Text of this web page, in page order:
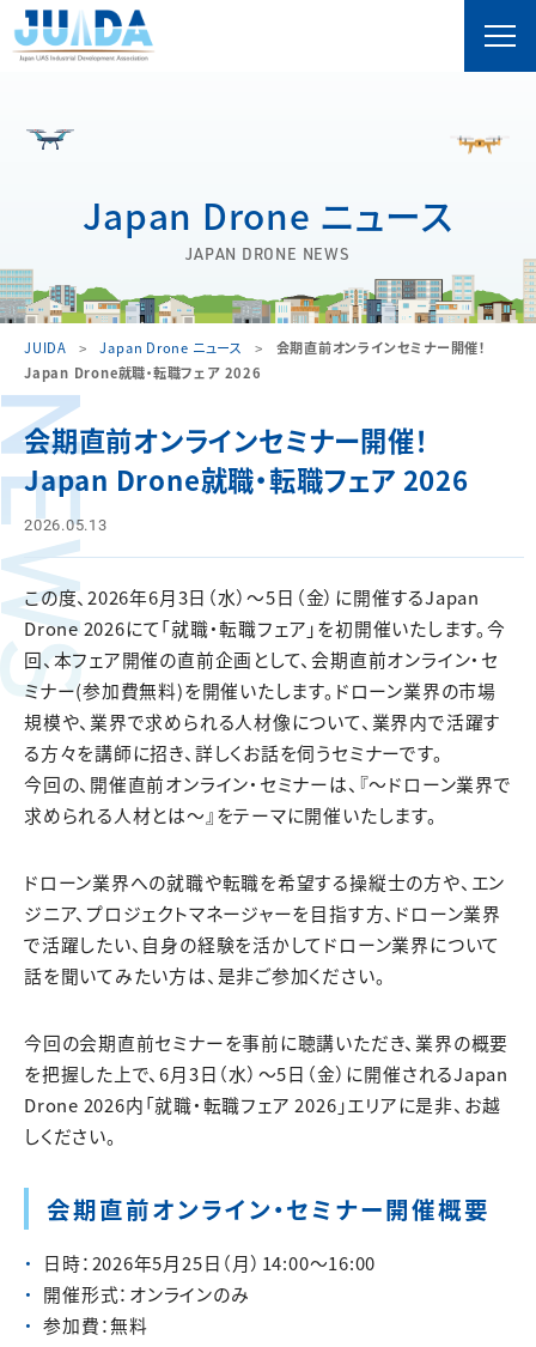
Japan Drone ニュース
JAPAN DRONE NEWS
JUIDA Japan Drone ニュース
会期直前オンラインセミナー開催！
Japan Drone就職・転職フェア 2026
会期直前オンラインセミナー開催！
Japan Drone就職・転職フェア 2026
2026.05.13
この度、2026年6月3日（水）～5日（金）に開催するJapan
Drone 2026にて「就職・転職フェア」を初開催いたします。今
回、本フェア開催の直前企画として、会期直前オンライン・セ
ミナー(参加費無料)を開催いたします。ドローン業界の市場
規模や、業界で求められる人材像について、業界内で活躍す
る方々を講師に招き、詳しくお話を伺うセミナーです。
今回の、開催直前オンライン・セミナーは、『～ドローン業界で
求められる人材とは～』をテーマに開催いたします。
ドローン業界への就職や転職を希望する操縦士の方や、エン
ジニア、プロジェクトマネージャーを目指す方、ドローン業界
で活躍したい、自身の経験を活かしてドローン業界について
話を聞いてみたい方は、是非ご参加ください。
今回の会期直前セミナーを事前に聴講いただき、業界の概要
を把握した上で、6月3日（水）～5日（金）に開催されるJapan
Drone 2026内「就職・転職フェア 2026」エリアに是非、お越
しください。
会期直前オンライン・セミナー開催概要
日時：2026年5月25日（月）14:00～16:00
開催形式：オンラインのみ
参加費：無料